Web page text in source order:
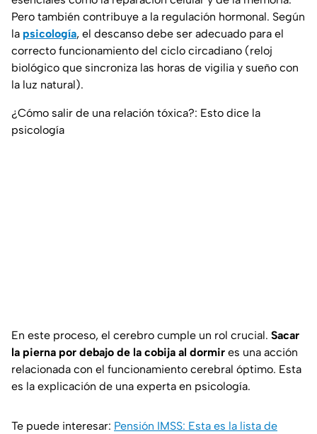
Pero también contribuye a la regulación hormonal. Según
la psicología, el descanso debe ser adecuado para el
correcto funcionamiento del ciclo circadiano (reloj
biológico que sincroniza las horas de vigilia y sueño con
la luz natural).
¿Cómo salir de una relación tóxica?: Esto dice la
psicología
En este proceso, el cerebro cumple un rol crucial. Sacar
la pierna por debajo de la cobija al dormir es una acción
relacionada con el funcionamiento cerebral óptimo. Esta
es la explicación de una experta en psicología.
Te puede interesar: Pensión IMSS: Esta es la lista de